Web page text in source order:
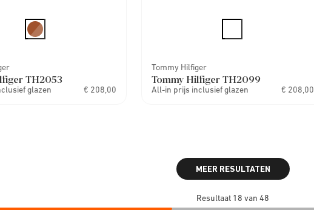
TH2053
glazen € 208,00
Tommy Hilfiger
Tommy Hilfiger TH2099
All-in prijs inclusief glazen € 208,00
MEER RESULTATEN
Resultaat 18 van 48